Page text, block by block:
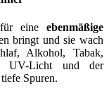
eine ebenmäßige
bringt und sie wach
Alkohol, Tabak,
UV-Licht und der
Spuren.